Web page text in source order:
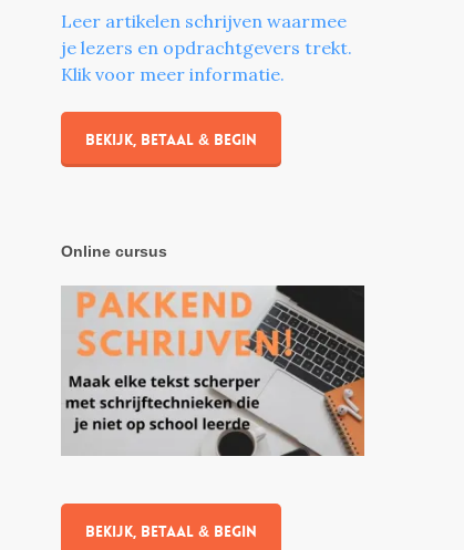
Leer artikelen schrijven waarmee
je lezers en opdrachtgevers trekt.
Klik voor meer informatie.
Bekijk, betaal & begin
Online cursus
Bekijk, betaal & begin